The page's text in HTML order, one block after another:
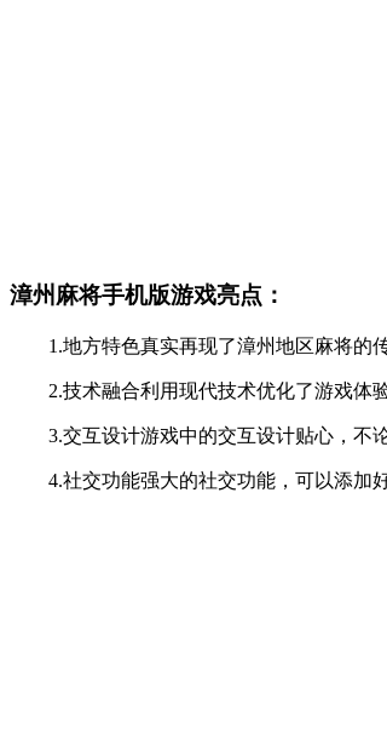
漳州麻将手机版游戏亮点：
1.地方特色真实再现了漳州地区麻将的传
2.技术融合利用现代技术优化了游戏体验
3.交互设计游戏中的交互设计贴心，不论
4.社交功能强大的社交功能，可以添加好